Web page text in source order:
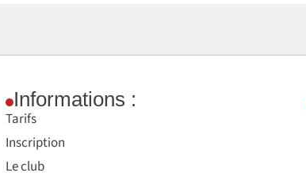
Informations :
Tarifs
Inscription
Le club